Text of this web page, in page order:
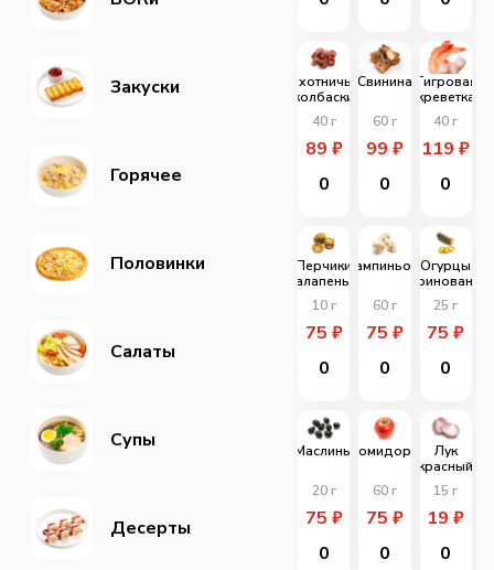
Закуски
Горячее
Половинки
Салаты
Супы
Десерты
Охотничьи
колбаски
40г
89 ₽
0
Свинина
60г
99 ₽
0
Тигровая
креветка
40 г
119₽
0
Перчики
халапенью
10г
75 ₽
0
Шампиньоны
60г
75 ₽
0
Огурцы
маринованые
25 г
75₽
0
Маслины
20г
75 ₽
0
Помидоры
60г
75 ₽
0
Лук
красный
15 г
19₽
0